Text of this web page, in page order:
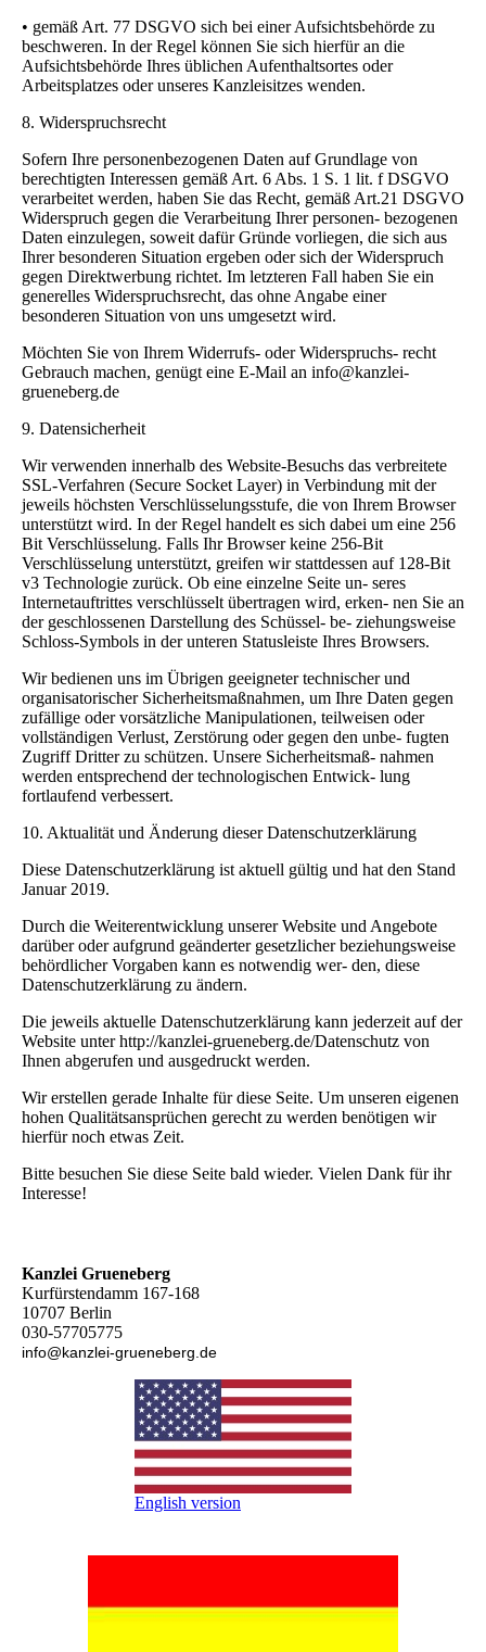
• gemäß Art. 77 DSGVO sich bei einer Aufsichtsbehörde zu
beschweren. In der Regel können Sie sich hierfür an die
Aufsichtsbehörde Ihres üblichen Aufenthaltsortes oder
Arbeitsplatzes oder unseres Kanzleisitzes wenden.
8. Widerspruchsrecht
Sofern Ihre personenbezogenen Daten auf Grundlage von
berechtigten Interessen gemäß Art. 6 Abs. 1 S. 1 lit. f DSGVO
verarbeitet werden, haben Sie das Recht, gemäß Art.21 DSGVO
Widerspruch gegen die Verarbeitung Ihrer personen- bezogenen
Daten einzulegen, soweit dafür Gründe vorliegen, die sich aus
Ihrer besonderen Situation ergeben oder sich der Widerspruch
gegen Direktwerbung richtet. Im letzteren Fall haben Sie ein
generelles Widerspruchsrecht, das ohne Angabe einer
besonderen Situation von uns umgesetzt wird.
Möchten Sie von Ihrem Widerrufs- oder Widerspruchs- recht
Gebrauch machen, genügt eine E-Mail an info@kanzlei-
grueneberg.de
9. Datensicherheit
Wir verwenden innerhalb des Website-Besuchs das verbreitete
SSL-Verfahren (Secure Socket Layer) in Verbindung mit der
jeweils höchsten Verschlüsselungsstufe, die von Ihrem Browser
unterstützt wird. In der Regel handelt es sich dabei um eine 256
Bit Verschlüsselung. Falls Ihr Browser keine 256-Bit
Verschlüsselung unterstützt, greifen wir stattdessen auf 128-Bit
v3 Technologie zurück. Ob eine einzelne Seite un- seres
Internetauftrittes verschlüsselt übertragen wird, erken- nen Sie an
der geschlossenen Darstellung des Schüssel- be- ziehungsweise
Schloss-Symbols in der unteren Statusleiste Ihres Browsers.
Wir bedienen uns im Übrigen geeigneter technischer und
organisatorischer Sicherheitsmaßnahmen, um Ihre Daten gegen
zufällige oder vorsätzliche Manipulationen, teilweisen oder
vollständigen Verlust, Zerstörung oder gegen den unbe- fugten
Zugriff Dritter zu schützen. Unsere Sicherheitsmaß- nahmen
werden entsprechend der technologischen Entwick- lung
fortlaufend verbessert.
10. Aktualität und Änderung dieser Datenschutzerklärung
Diese Datenschutzerklärung ist aktuell gültig und hat den Stand
Januar 2019.
Durch die Weiterentwicklung unserer Website und Angebote
darüber oder aufgrund geänderter gesetzlicher beziehungsweise
behördlicher Vorgaben kann es notwendig wer- den, diese
Datenschutzerklärung zu ändern.
Die jeweils aktuelle Datenschutzerklärung kann jederzeit auf der
Website unterhttp://kanzlei-grueneberg.de/Datenschutz von
Ihnen abgerufen und ausgedruckt werden.
Wir erstellen gerade Inhalte für diese Seite. Um unseren eigenen
hohen Qualitätsansprüchen gerecht zu werden benötigen wir
hierfür noch etwas Zeit.
Bitte besuchen Sie diese Seite bald wieder. Vielen Dank für ihr
Interesse!
Kanzlei Grueneberg
Kurfürstendamm 167-168
10707 Berlin
030-57705775
info@kanzlei-grueneberg.de
English version